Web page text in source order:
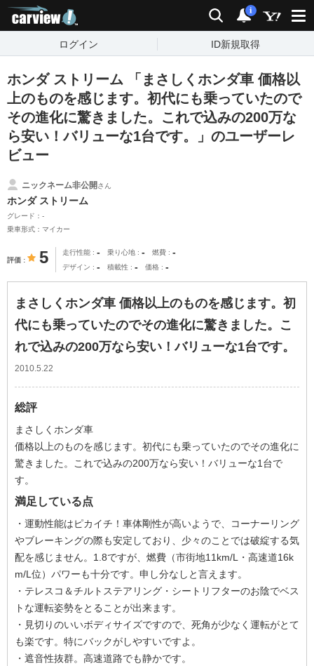
検索 通知
i
ログイン ID新規取得
ホンダ ストリーム 「まさしくホンダ車 価格以
上のものを感じます。初代にも乗っていたので
その進化に驚きました。これで込みの200万な
ら安い！バリューな1台です。」のユーザーレ
ビュー
ニックネーム非公開さん
ホンダ ストリーム
グレード：-
乗車形式：マイカー
評価 5 走行性能 - 乗り心地 - 燃費 -
デザイン - 積載性 - 価格 -
まさしくホンダ車 価格以上のものを感じます。初
代にも乗っていたのでその進化に驚きました。こ
れで込みの200万なら安い！バリューな1台です。
2010.5.22
総評
まさしくホンダ車
価格以上のものを感じます。初代にも乗っていたのでその進化に
驚きました。これで込みの200万なら安い！バリューな1台で
す。
満足している点
・運動性能はピカイチ！車体剛性が高いようで、コーナーリング
やブレーキングの際も安定しており、少々のことでは破綻する気
配を感じません。1.8ですが、燃費（市街地11km/L・高速道16k
m/L位）パワーも十分です。申し分なしと言えます。
・テレスコ＆チルトステアリング・シートリフターのお陰でベス
トな運転姿勢をとることが出来ます。
・見切りのいいボディサイズですので、死角が少なく運転がとて
も楽です。特にバックがしやすいですよ。
・遮音性抜群。高速道路でも静かです。